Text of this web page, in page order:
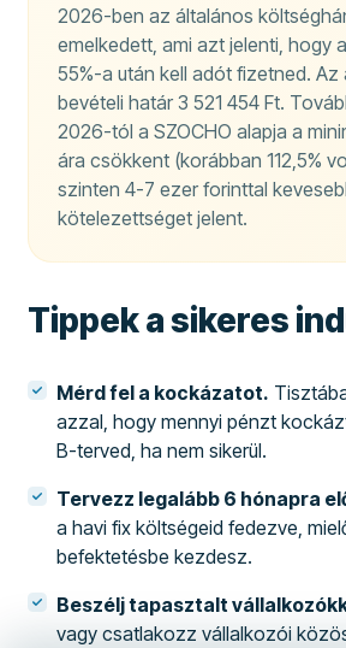
2026-ben az általános
emelkedett, ami azt jelenti, hogy
55%-a után kell adót fizetned. Az
bevételi határ 3 521 454 Ft.
2026-tól a SZOCHO alapja a
ára csökkent (korábban 112,5%
szinten 4-7 ezer forinttal
kötelezettséget jelent.
Tippek a sikeres
Mérd fel a kockázatot.
azzal, hogy mennyi pénzt
B-terved, ha nem sikerül.
Tervezz legalább 6 hónapra
a havi fix költségeid fedezve,
befektetésbe kezdesz.
Beszélj tapasztalt
vagy csatlakozz vállalkozói